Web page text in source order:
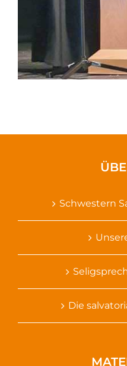
Schwestern
Die